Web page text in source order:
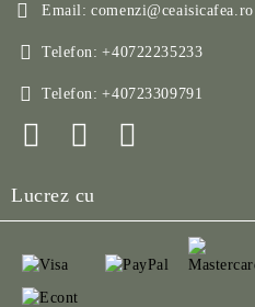
Email: comenzi@ceaisicafea.ro
Telefon: +40722235233
Telefon: +40723309791
Lucrez cu